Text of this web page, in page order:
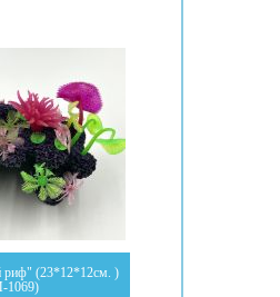
риф" (23*12*12см. )
1069)